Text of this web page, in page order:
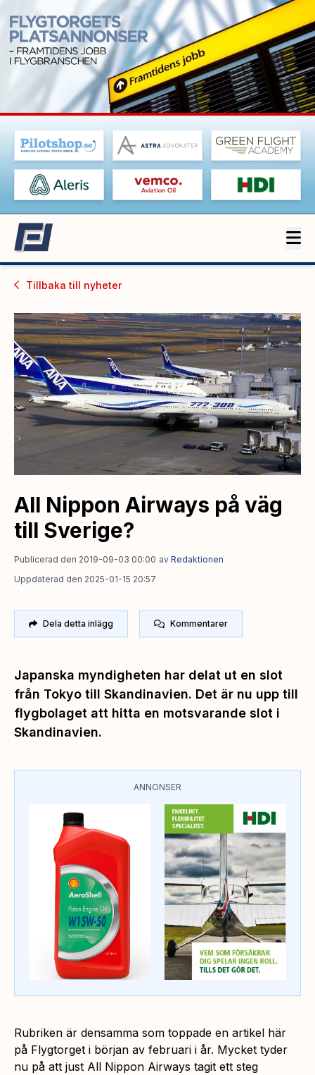
Tillbaka till nyheter
All Nippon Airways på väg
till Sverige?
Publicerad den 2019-09-03 00:00 av Redaktionen
Uppdaterad den 2025-01-15 20:57
Dela detta inlägg Kommentarer
Japanska myndigheten har delat ut en slot
från Tokyo till Skandinavien. Det är nu upp till
flygbolaget att hitta en motsvarande slot i
Skandinavien.
ANNONSER
Rubriken är densamma som toppade en artikel här
på Flygtorget i början av februari i år. Mycket tyder
nu på att just All Nippon Airways tagit ett steg